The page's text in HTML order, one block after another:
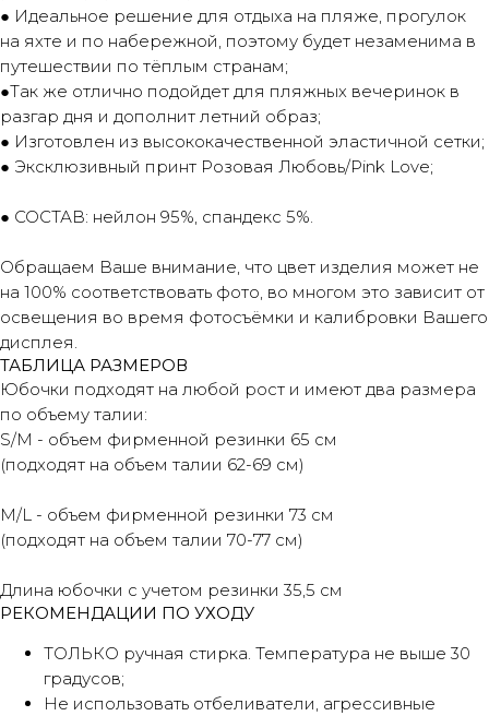
● Идеальное решение для отдыха на пляже, прогулок
на яхте и по набережной, поэтому будет незаменима в
путешествии по тёплым странам;
●Так же отлично подойдет для пляжных вечеринок в
разгар дня и дополнит летний образ;
● Изготовлен из высококачественной эластичной сетки;
● Эксклюзивный принт Розовая Любовь/Pink Love;
● СОСТАВ: нейлон 95%, спандекс 5%.
Обращаем Ваше внимание, что цвет изделия может не
на 100% соответствовать фото, во многом это зависит от
освещения во время фотосъёмки и калибровки Вашего
дисплея.
ТАБЛИЦА РАЗМЕРОВ
Юбочки подходят на любой рост и имеют два размера
по объему талии:
S/M - объем фирменной резинки 65 см
(подходят на объем талии 62-69 см)
M/L - объем фирменной резинки 73 см
(подходят на объем талии 70-77 см)
Длина юбочки с учетом резинки 35,5 см
РЕКОМЕНДАЦИИ ПО УХОДУ
ТОЛЬКО ручная стирка. Температура не выше 30
градусов;
Не использовать отбеливатели, агрессивные